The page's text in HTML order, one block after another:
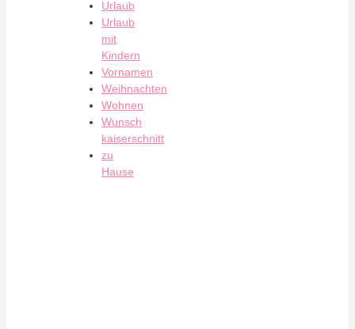
Urlaub
Urlaub
mit
Kindern
Vornamen
Weihnachten
Wohnen
Wunsch
kaiserschnitt
zu
Hause